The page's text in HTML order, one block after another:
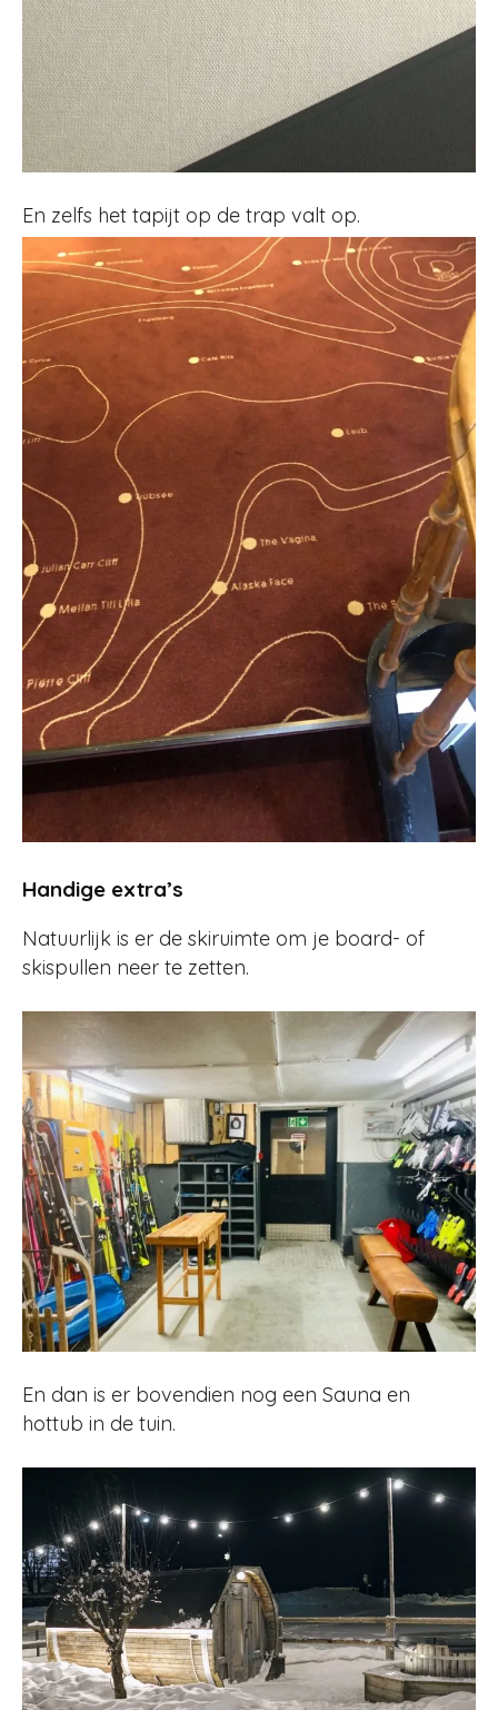
En zelfs het tapijt op de trap valt op.
Handige extra’s
Natuurlijk is er de skiruimte om je board- of
skispullen neer te zetten.
En dan is er bovendien nog een Sauna en
hottub in de tuin.